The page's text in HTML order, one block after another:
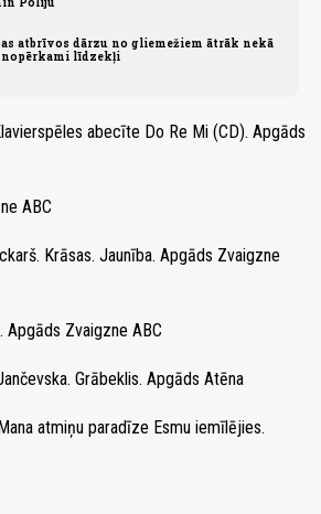
atbrīvos dārzu no gliemežiem ātrāk nekā
līdzekļi
abecīte Do Re Mi (CD). Apgāds
ABC
Krāsas. Jaunība. Apgāds Zvaigzne
Apgāds Zvaigzne ABC
Grābeklis. Apgāds Atēna
atmiņu paradīze Esmu iemīlējies.